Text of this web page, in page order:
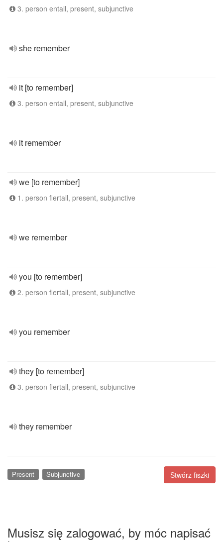
3. person entall, present, subjunctive
she remember
it [to remember]
3. person entall, present, subjunctive
it remember
we [to remember]
1. person flertall, present, subjunctive
we remember
you [to remember]
2. person flertall, present, subjunctive
you remember
they [to remember]
3. person flertall, present, subjunctive
they remember
Stwórz fiszki
Present Subjunctive
Musisz się zalogować, by móc napisać